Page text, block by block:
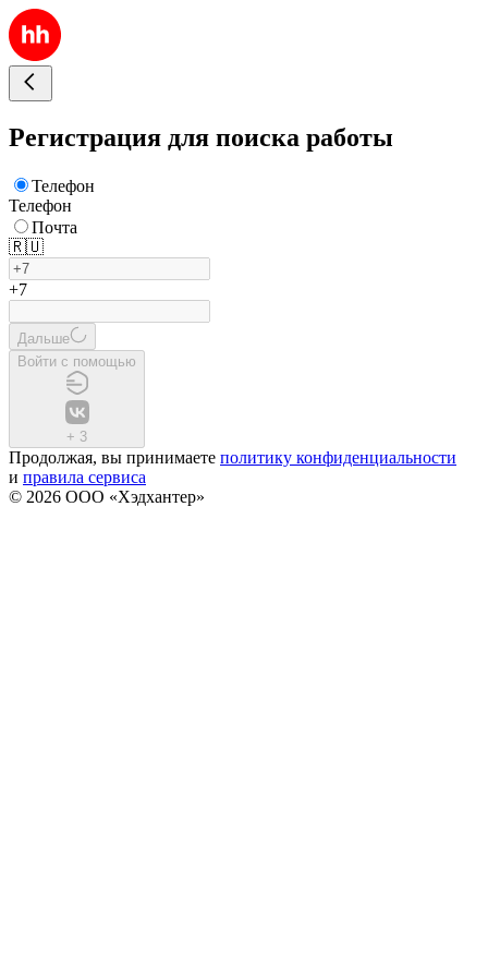
Регистрация для поиска работы
Телефон
Телефон
Почта
🇷🇺
+7
Дальше
Войти с помощью
+ 3
Продолжая, вы принимаете политику конфиденциальности
и правила сервиса
© 2026 ООО «Хэдхантер»